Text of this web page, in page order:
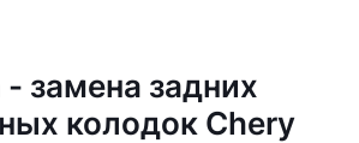
замена задних
колодок Chery